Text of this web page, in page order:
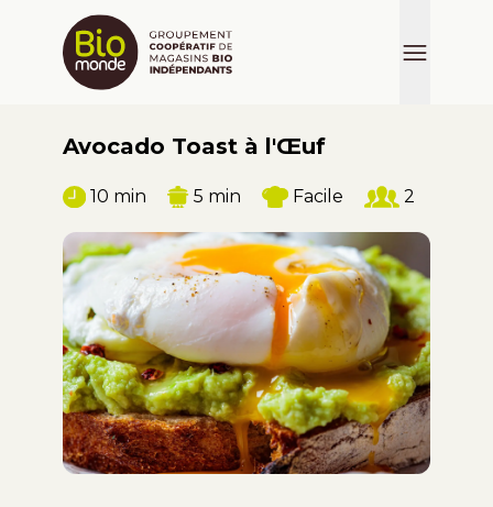
Avocado Toast à l'Œuf
10 min 5 min Facile 2